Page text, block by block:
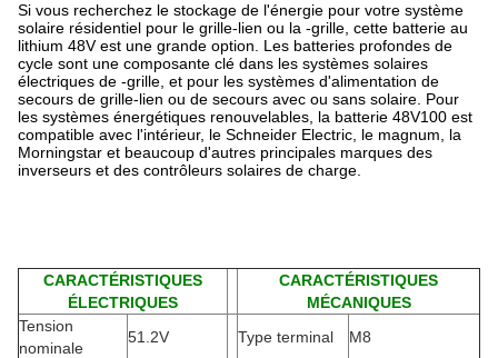
Si vous recherchez le stockage de l'énergie pour votre système
solaire résidentiel pour le grille-lien ou la -grille, cette batterie au
lithium 48V est une grande option. Les batteries profondes de
cycle sont une composante clé dans les systèmes solaires
électriques de -grille, et pour les systèmes d'alimentation de
secours de grille-lien ou de secours avec ou sans solaire. Pour
les systèmes énergétiques renouvelables, la batterie 48V100 est
compatible avec l'intérieur, le Schneider Electric, le magnum, la
Morningstar et beaucoup d'autres principales marques des
inverseurs et des contrôleurs solaires de charge.
CARACTÉRISTIQUES
ÉLECTRIQUES
CARACTÉRISTIQUES
MÉCANIQUES
Tension
nominale
51.2V Type terminal
M8